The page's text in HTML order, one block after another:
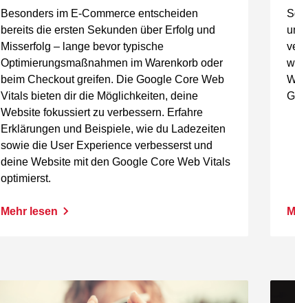
Besonders im E-Commerce entscheiden
bereits die ersten Sekunden über Erfolg und
Misserfolg – lange bevor typische
Optimierungsmaßnahmen im Warenkorb oder
beim Checkout greifen. Die Google Core Web
Vitals bieten dir die Möglichkeiten, deine
Website fokussiert zu verbessern. Erfahre
Erklärungen und Beispiele, wie du Ladezeiten
sowie die User Experience verbesserst und
deine Website mit den Google Core Web Vitals
optimierst.
Mehr lesen